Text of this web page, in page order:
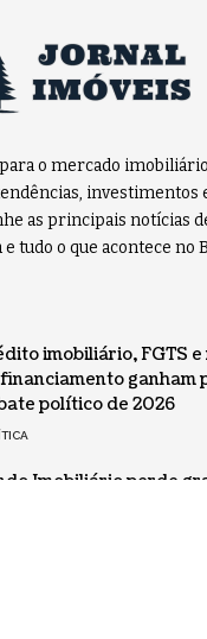
o mercado
investimentos
as principais notícias
tudo o que acontece no
imobiliário, FGTS
ganham
político de 2026
Imobiliário perde